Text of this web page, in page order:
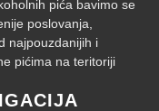
pića bavimo se
poslovanja,
najpouzdanijih i
pićima na teritoriji